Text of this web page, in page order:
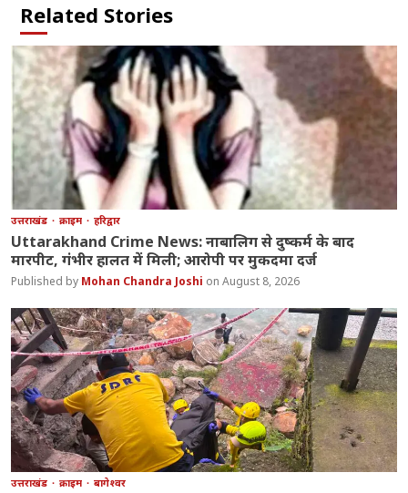
Related Stories
उत्तराखंड क्राइम हरिद्वार
Uttarakhand Crime News: नाबालिग से दुष्कर्म के बाद
मारपीट, गंभीर हालत में मिली; आरोपी पर मुकदमा दर्ज
Mohan Chandra Joshi August 8, 2026
उत्तराखंड क्राइम बागेश्वर